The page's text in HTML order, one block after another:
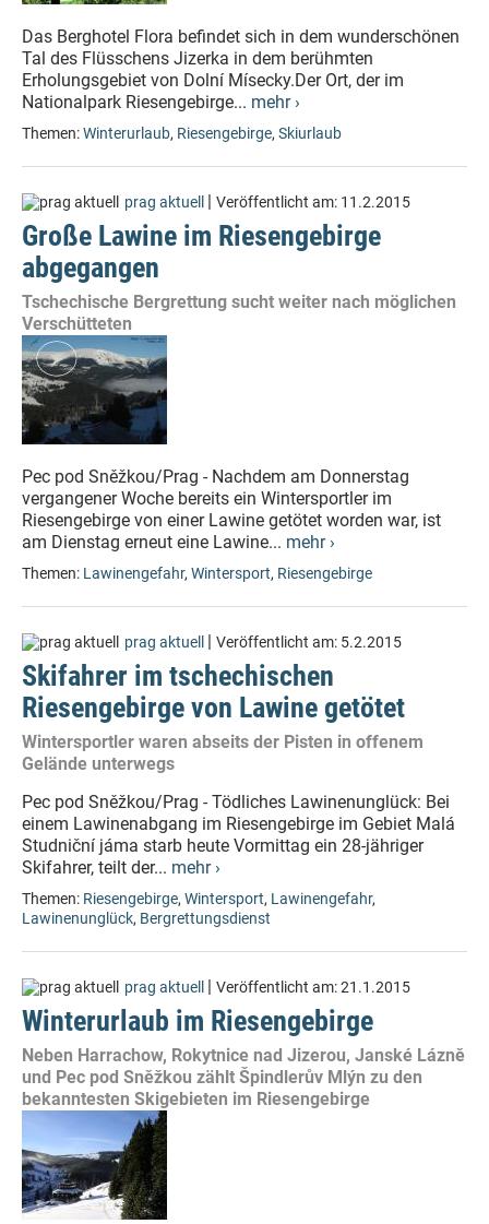
Das Berghotel Flora befindet sich in dem wunderschönen
Tal des Flüsschens Jizerka in dem berühmten
Erholungsgebiet von Dolní Mísecky.Der Ort, der im
Nationalpark Riesengebirge... mehr ›
Themen:Winterurlaub, Riesengebirge, Skiurlaub
prag aktuell | Veröffentlicht am: 11.2.2015
Große Lawine im Riesengebirge
abgegangen
Tschechische Bergrettung sucht weiter nach möglichen
Verschütteten
Pec pod Sněžkou/Prag - Nachdem am Donnerstag
vergangener Woche bereits ein Wintersportler im
Riesengebirge von einer Lawine getötet worden war, ist
am Dienstag erneut eine Lawine... mehr ›
Themen: Lawinengefahr, Wintersport, Riesengebirge
prag aktuell | Veröffentlicht am: 5.2.2015
Skifahrer im tschechischen
Riesengebirge von Lawine getötet
Wintersportler waren abseits der Pisten in offenem
Gelände unterwegs
Pec pod Sněžkou/Prag - Tödliches Lawinenunglück: Bei
einem Lawinenabgang im Riesengebirge im Gebiet Malá
Studniční jáma starb heute Vormittag ein 28-jähriger
Skifahrer, teilt der... mehr ›
Themen: Riesengebirge, Wintersport, Lawinengefahr,
Lawinenunglück, Bergrettungsdienst
prag aktuell | Veröffentlicht am:21.1.2015
Winterurlaub im Riesengebirge
Neben Harrachow, Rokytnice nad Jizerou, Janské Lázně
und Pec pod Sněžkou zählt Špindlerův Mlýn zu den
bekanntesten Skigebieten im Riesengebirge